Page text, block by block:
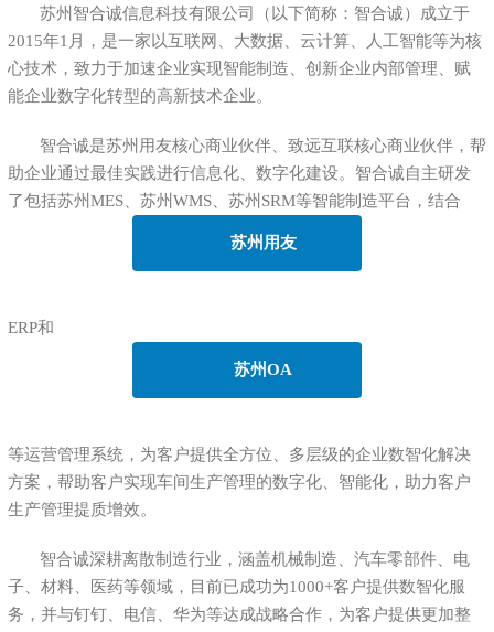
苏州智合诚信息科技有限公司（以下简称：智合诚）成立于
2015年1月，是一家以互联网、大数据、云计算、人工智能等为核
心技术，致力于加速企业实现智能制造、创新企业内部管理、赋
能企业数字化转型的高新技术企业。
智合诚是苏州用友核心商业伙伴、致远互联核心商业伙伴，帮
助企业通过最佳实践进行信息化、数字化建设。智合诚自主研发
了包括苏州MES、苏州WMS、苏州SRM等智能制造平台，结合
苏州用友
ERP和
苏州OA
等运营管理系统，为客户提供全方位、多层级的企业数智化解决
方案，帮助客户实现车间生产管理的数字化、智能化，助力客户
生产管理提质增效。
智合诚深耕离散制造行业，涵盖机械制造、汽车零部件、电
子、材料、医药等领域，目前已成功为1000+客户提供数智化服
务，并与钉钉、电信、华为等达成战略合作，为客户提供更加整